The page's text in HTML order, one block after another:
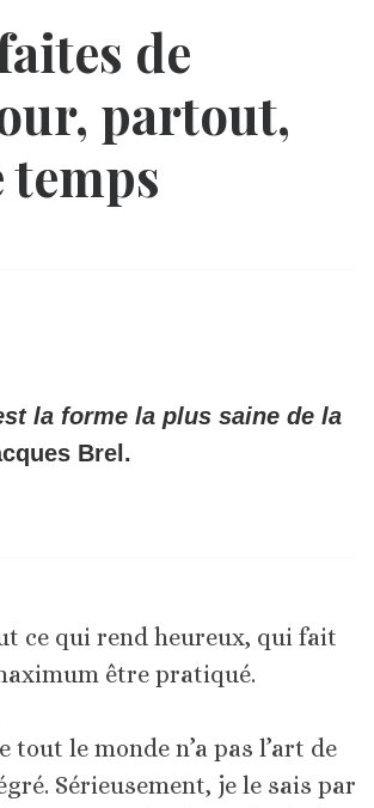
de
partout,
la forme la plus saine de la
Brel.
ce qui rend heureux, qui fait
être pratiqué.
tout le monde n’a pas l’art de
Sérieusement, je le sais par